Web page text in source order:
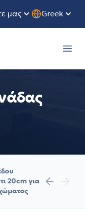
μας Greek
20cm για